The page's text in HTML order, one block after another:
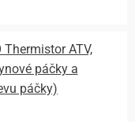
Thermistor ATV,
páčky a
páčky)